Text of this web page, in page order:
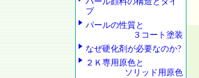
プ
パールの性質と
３コート塗装
なぜ硬化剤が必要なのか?
２Ｋ専用原色と
ソリッド用原色